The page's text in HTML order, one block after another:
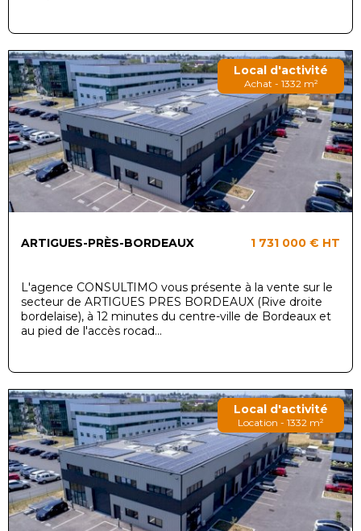
Local d'activité
Achat - 1332 m²
ARTIGUES-PRÈS-BORDEAUX 1 731 000 € HT
L'agence CONSULTIMO vous présente à la vente sur le
secteur de ARTIGUES PRES BORDEAUX (Rive droite
bordelaise), à 12 minutes du centre-ville de Bordeaux et
au pied de l'accès rocad...
Local d'activité
Location - 1332 m²